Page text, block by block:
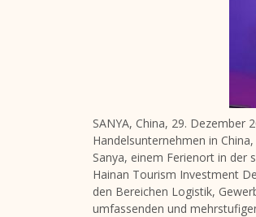
SANYA, China, 29. Dezember
Handelsunternehmen in China
Sanya, einem Ferienort in der
Hainan Tourism Investment
den Bereichen Logistik,
umfassenden und